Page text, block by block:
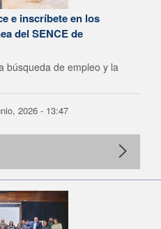
e inscríbete en los
del SENCE de
búsqueda de empleo y la
2026 - 13:47